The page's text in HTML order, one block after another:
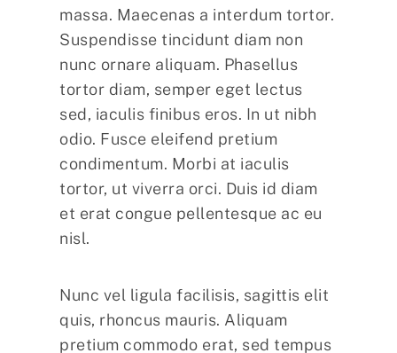
massa. Maecenas a interdum tortor.
Suspendisse tincidunt diam non
nunc ornare aliquam. Phasellus
tortor diam, semper eget lectus
sed, iaculis finibus eros. In ut nibh
odio. Fusce eleifend pretium
condimentum. Morbi at iaculis
tortor, ut viverra orci. Duis id diam
et erat congue pellentesque ac eu
nisl.
Nunc vel ligula facilisis, sagittis elit
quis, rhoncus mauris. Aliquam
pretium commodo erat, sed tempus